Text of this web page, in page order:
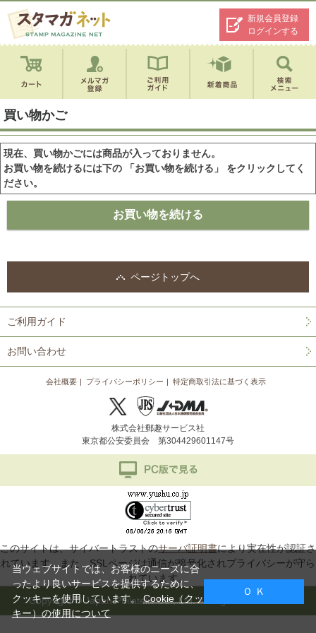
新規会員登録
ログインする
買い物かご
現在、買い物かごには商品が入っておりません。
お買い物を続けるには下の 「お買い物を続ける」 をクリックしてく
ださい。
ページトップへ
ご利用ガイド
お問い合わせ
会社概要 プライバシーポリシー 特定商取引法に基づく表示
株式会社郵趣サービス社
東京都公安委員会 第304429601147号
このサイトは、サイバートラストのサーバ証明書により実在性が認証さ
れています。また、SSLページは通信が暗号化されプライバシーが守ら
れています。
Copyright © Japan Philatelic Co., Ltd. All Rights Reserved.
当ウェブサイトでは、お客様のニーズに合
ったより良いサービスを提供するために、
クッキーを使用しています。Cookie（クッ
キー）の使用について
Ｏ Ｋ